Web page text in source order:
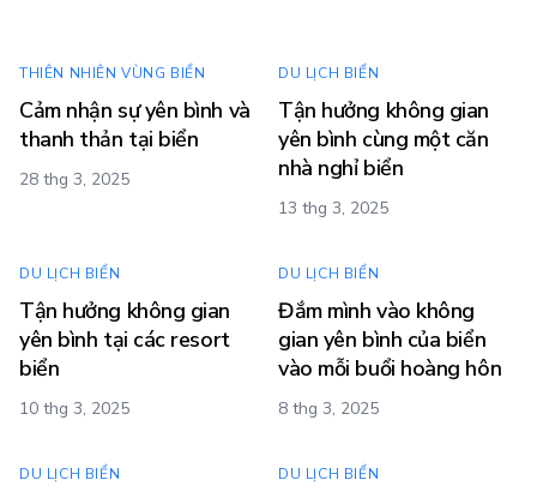
THIÊN NHIÊN VÙNG BIỂN
Cảm nhận sự yên bình và
thanh thản tại biển
28 thg 3, 2025
DU LỊCH BIỂN
Tận hưởng không gian
yên bình cùng một căn
nhà nghỉ biển
13 thg 3, 2025
DU LỊCH BIỂN
Tận hưởng không gian
yên bình tại các resort
biển
10 thg 3, 2025
DU LỊCH BIỂN
Đắm mình vào không
gian yên bình của biển
vào mỗi buổi hoàng hôn
8 thg 3, 2025
DU LỊCH BIỂN DU LỊCH BIỂN